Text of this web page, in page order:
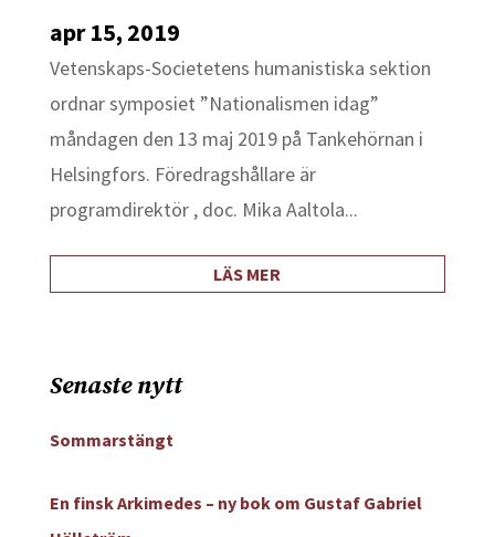
apr 15, 2019
Vetenskaps-Societetens humanistiska sektion
ordnar symposiet ”Nationalismen idag”
måndagen den 13 maj 2019 på Tankehörnan i
Helsingfors. Föredragshållare är
programdirektör , doc. Mika Aaltola...
LÄS MER
Senaste nytt
Sommarstängt
En finsk Arkimedes – ny bok om Gustaf Gabriel